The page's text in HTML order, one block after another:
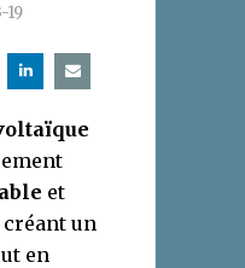
19
et
créant un
en